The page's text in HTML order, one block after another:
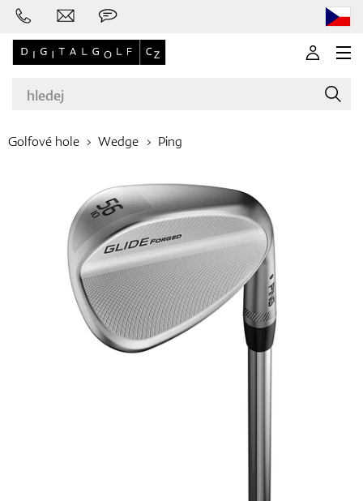
Golfové hole
Oblečení
Golfové hole Wedge Ping